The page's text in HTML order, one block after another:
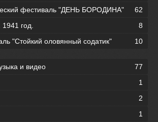
фестиваль "ДЕНЬ БОРОДИНА"
62
год.
8
"Стойкий оловянный содатик"
10
и видео
77
1
2
1